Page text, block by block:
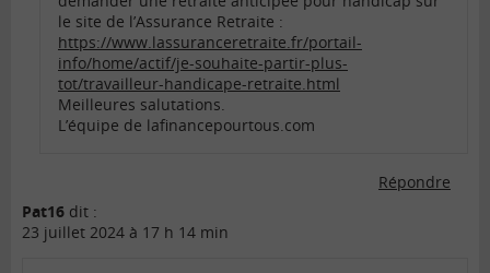
le site de l’Assurance Retraite :
https://www.lassuranceretraite.fr/portail-
info/home/actif/je-souhaite-partir-plus-
tot/travailleur-handicape-retraite.html
Meilleures salutations.
L’équipe de lafinancepourtous.com
Répondre
Pat16 dit :
23 juillet 2024 à 17 h 14 min